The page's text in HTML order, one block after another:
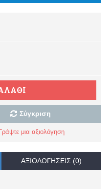
Σύγκριση
μια αξιολόγηση
ΑΞΙΟΛΟΓΉΣΕΙΣ (0)